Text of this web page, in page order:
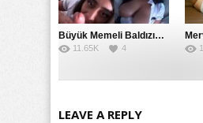
Büyük Memeli Baldızının Takipçilerinin Çoğalması İçin Yardım Etti
11.65K 4
LEAVE A REPLY